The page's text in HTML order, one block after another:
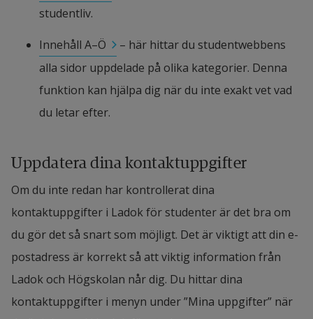
studentliv.
Innehåll A–Ö
– här hittar du studentwebbens
alla sidor uppdelade på olika kategorier. Denna
funktion kan hjälpa dig när du inte exakt vet vad
du letar efter.
Uppdatera dina kontaktuppgifter
Om du inte redan har kontrollerat dina
kontaktuppgifter i Ladok för studenter är det bra om
du gör det så snart som möjligt. Det är viktigt att din e-
postadress är korrekt så att viktig information från
Ladok och Högskolan når dig. Du hittar dina
kontaktuppgifter i menyn under ”Mina uppgifter” när